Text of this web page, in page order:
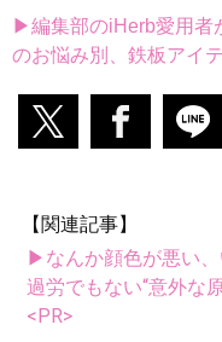
▶編集部のiHerb愛用者
のお悩み別、鉄板アイ
【関連記事】
▶なんか顔色が悪い、
過労でもない“意外な
<PR>